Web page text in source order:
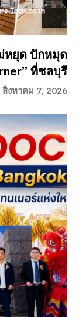
หยุด ปักหมุด
ที่ชลบุรี
สิงหาคม 7, 2026